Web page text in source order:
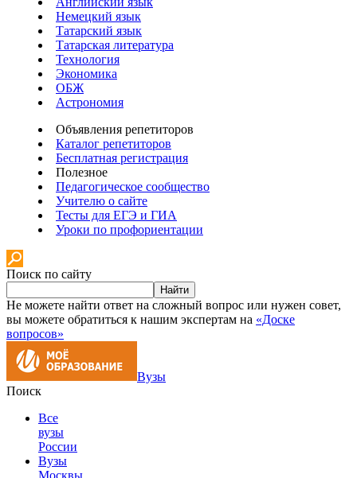
Немецкий язык
Татарский язык
Татарская литература
Технология
Экономика
ОБЖ
Астрономия
Объявления репетиторов
Каталог репетиторов
Бесплатная регистрация
Полезное
Педагогическое сообщество
Учителю о сайте
Тесты для ЕГЭ и ГИА
Уроки по профориентации
Поиск по сайту
Найти
Не можете найти ответ на сложный вопрос или нужен совет,
вы можете обратиться к нашим экспертам на «Доске
вопросов»
Вузы
Поиск
Все
вузы
России
Вузы
Москвы